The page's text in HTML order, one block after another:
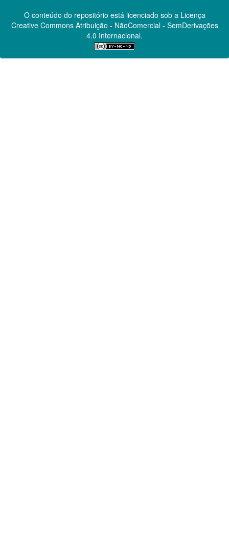
O conteúdo do repositório está licenciado sob a Licença
Creative CommonsAtribuição - NãoComercial - SemDerivações
4.0 Internacional.